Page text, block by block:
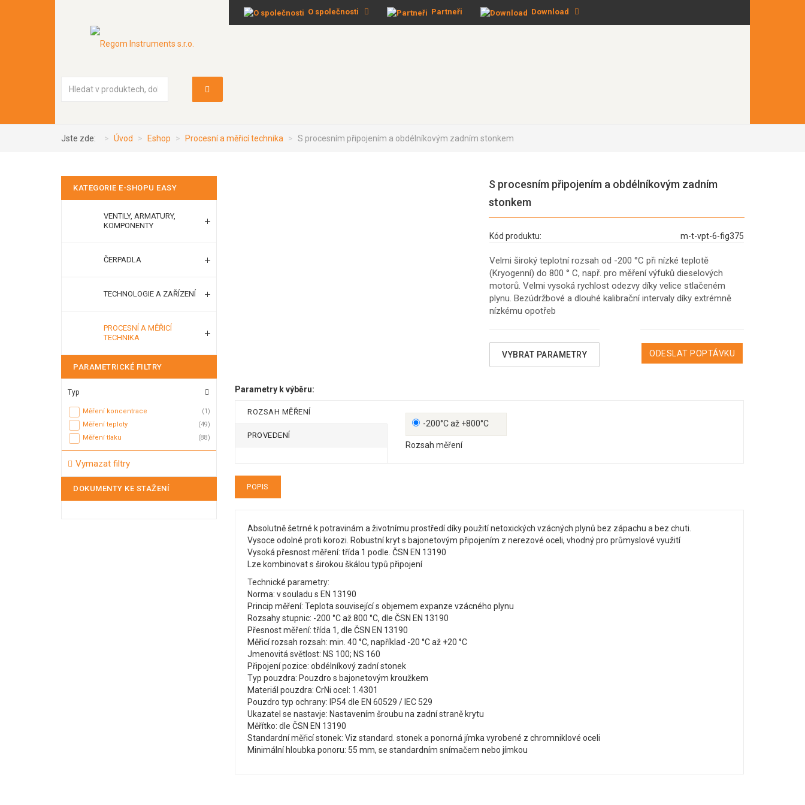
O společnosti Partneři Download
Jste zde: Úvod Eshop Procesní a měřicí technika S procesním připojením a obdélníkovým zadním stonkem
S procesním připojením a obdélníkovým zadním
stonkem
Kód produktu: m-t-vpt-6-fig375
Velmi široký teplotní rozsah od -200 °C při nízké teplotě
(Kryogenní) do 800 ° C, např. pro měření výfuků dieselových
motorů. Velmi vysoká rychlost odezvy díky velice stlačeném
plynu. Bezúdržbové a dlouhé kalibrační intervaly díky extrémně
nízkému opotřeb
ODESLAT POPTÁVKU
VYBRAT PARAMETRY
Parametry k výběru:
ROZSAH MĚŘENÍ
PROVEDENÍ
-200°C až +800°C
Rozsah měření
POPIS
Absolutněšetrné kpotravinám a životnímu prostředídíky použitínetoxických vzácných plynů bez zápachu a bez chuti.
Vysoce odolné proti korozi. Robustní kryts bajonetovým připojením z nerezové oceli, vhodný pro průmyslové využití
Vysoká přesnost měření: třída 1 podle ČSN EN 13190
Lze kombinovat s širokou škálou typů připojení
Technické parametry:
Norma: v souladu s EN 13190
Princip měření: Teplota související s objemem expanze vzácného plynu
Rozsahy stupnic: -200 °Caž800 °C, dle ČSN EN 13190
Přesnost měření: třída 1, dle ČSN EN 13190
Měřicí rozsah rozsah: min 40 °C, například -20 °C až +20 °C
Jmenovitá světlost: NS 100; NS 160
Připojenípozice: obdélníkový zadní stonek
Typ pouzdra: Pouzdro s bajonetovým kroužkem
Materiál pouzdra: CrNi ocel : 1.4301
Pouzdro typ ochrany: IP54dle EN 60529 / IEC 529
Ukazatel se nastavje: Nastavením šroubu na zadnístraně krytu
Měřítko: dle ČSN EN 13190
Standardní měřicí stonek: Viz standard. stonek a ponorná jímka ​vyrobené z chromniklové oceli
Minimální hloubka ponoru: 55 mm, se standardním snímačem nebo jímkou
KATEGORIE E-SHOPU EASY
VENTILY, ARMATURY,
KOMPONENTY
ČERPADLA
TECHNOLOGIE A ZAŘÍZENÍ
PROCESNÍ A MĚŘICÍ
TECHNIKA
PARAMETRICKÉ FILTRY
Typ
Měření koncentrace
(1)
Měření teploty
(49)
Měření tlaku
(88)
Vymazat filtry
DOKUMENTY KE STAŽENÍ